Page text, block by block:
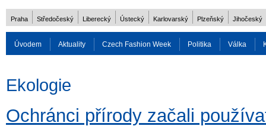
Praha Středočeský Liberecký Ústecký Karlovarský Plzeňský Jihočeský
Úvodem Aktuality Czech Fashion Week Politika Válka
Ekologie
Ochránci přírody začali